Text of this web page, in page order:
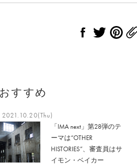
すすめ
「IMA next」第28弾のテ
ーマは“OTHER
HISTORIES”、審査員はサ
イモン・ベイカー